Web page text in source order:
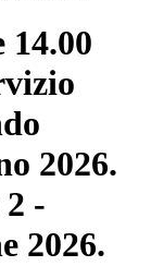
2026.
-
2026.